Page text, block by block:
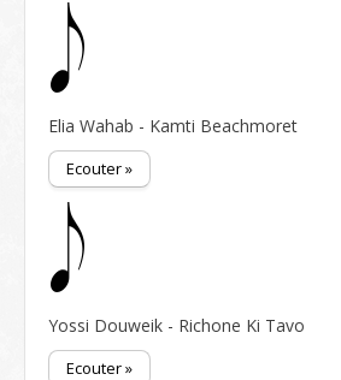
Elia Wahab - Kamti Beachmoret
Ecouter »
Yossi Douweik - Richone Ki Tavo
Ecouter »